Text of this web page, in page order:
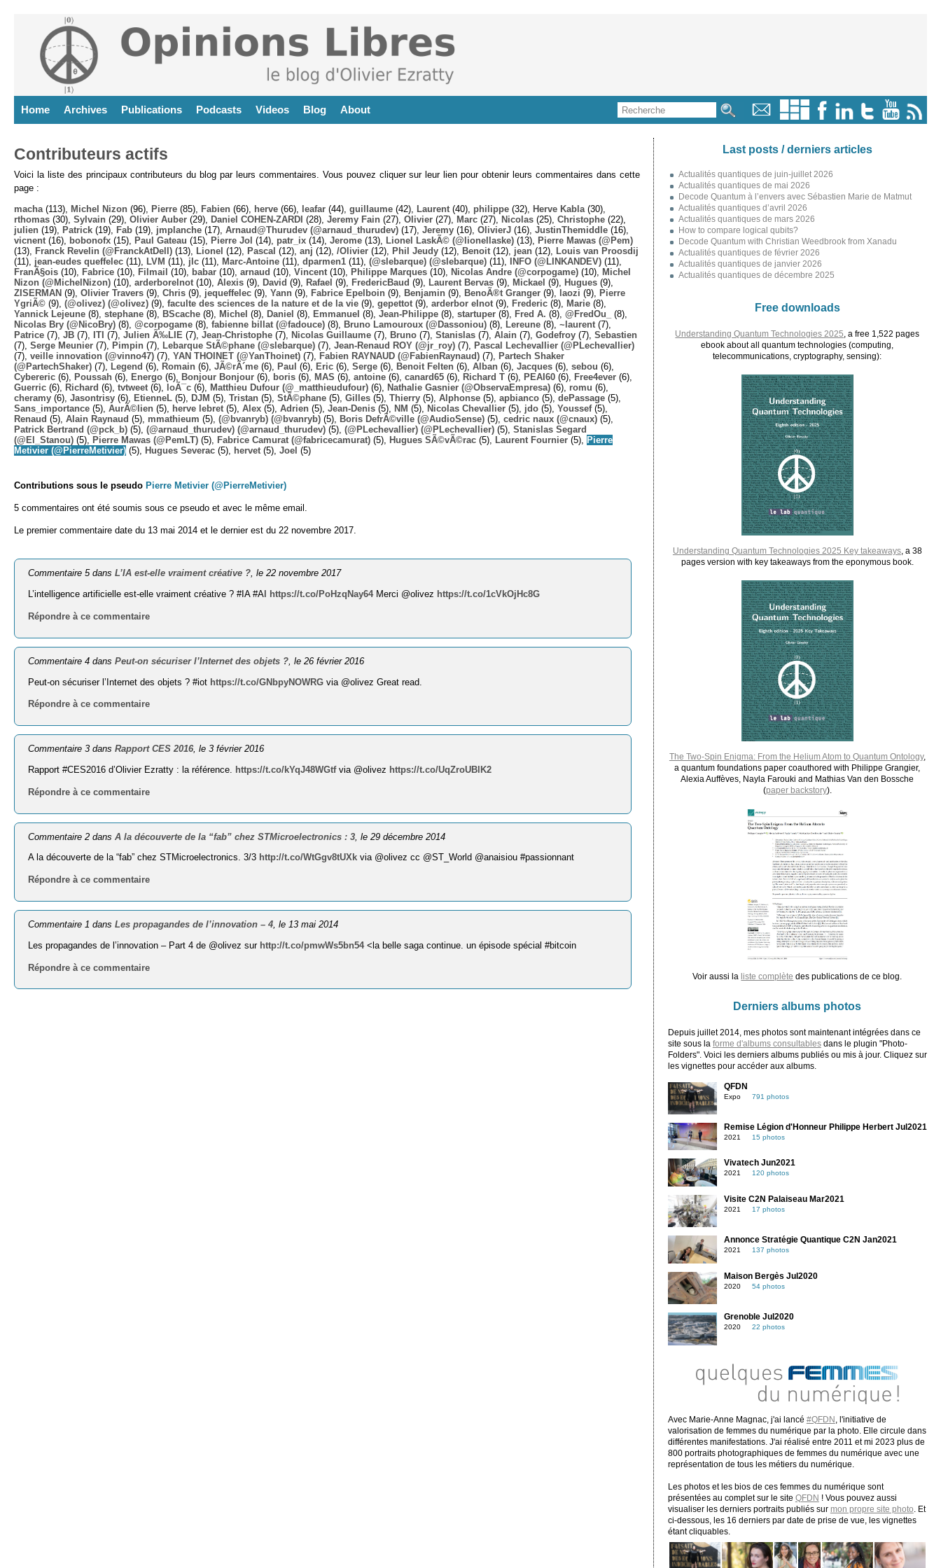
Home Archives Publications Podcasts Videos Blog About
Contributeurs actifs
Voici la liste des principaux contributeurs du blog par leurs commentaires. Vous pouvez cliquer sur leur lien pour obtenir leurs commentaires dans cette
page :
macha (113), Michel Nizon (96), Pierre (85), Fabien (66), herve (66), leafar (44), guillaume (42), Laurent (40), philippe (32), Herve Kabla (30),
rthomas (30), Sylvain (29), Olivier Auber (29), Daniel COHEN-ZARDI (28), Jeremy Fain (27), Olivier (27), Marc (27), Nicolas (25), Christophe (22),
julien (19), Patrick (19), Fab (19), jmplanche (17), Arnaud@Thurudev (@arnaud_thurudev) (17), Jeremy (16), OlivierJ (16), JustinThemiddle (16),
vicnent (16), bobonofx (15), Paul Gateau (15), Pierre Jol (14), patr_ix (14), Jerome (13), Lionel LaskÃ© (@lionellaske) (13),
Pierre Mawas (@Pem)
(13),
Franck Revelin (@FranckAtDell) (13), Lionel (12), Pascal (12), anj (12), /Olivier (12), Phil Jeudy (12), Benoit (12), jean (12),
Louis van Proosdij
(11), jean-eudes queffelec (11), LVM (11), jlc (11), Marc-Antoine (11), dparmen1 (11), (@slebarque) (@slebarque) (11), INFO (@LINKANDEV) (11),
FranÃ§ois (10), Fabrice (10), Filmail (10), babar (10), arnaud (10), Vincent (10), Philippe Marques (10), Nicolas Andre (@corpogame) (10),
Michel
Nizon (@MichelNizon) (10), arderborelnot (10), Alexis (9), David (9), Rafael (9), FredericBaud (9), Laurent Bervas (9), Mickael (9), Hugues (9),
ZISERMAN (9), Olivier Travers (9), Chris (9), jequeffelec (9), Yann (9), Fabrice Epelboin (9), Benjamin (9), BenoÃ®t Granger (9), laozi (9),
Pierre
YgriÃ© (9), (@olivez) (@olivez) (9), faculte des sciences de la nature et de la vie (9), gepettot (9), arderbor elnot (9), Frederic (8), Marie (8),
Yannick Lejeune (8), stephane (8), BScache (8), Michel (8), Daniel (8), Emmanuel (8), Jean-Philippe (8), startuper (8), Fred A. (8), @FredOu_
(8),
Nicolas Bry (@NicoBry) (8), @corpogame (8), fabienne billat (@fadouce) (8), Bruno Lamouroux (@Dassoniou) (8), Lereune (8), ~laurent (7),
Patrice (7), JB (7), ITI (7), Julien Ã‰LIE (7), Jean-Christophe (7), Nicolas Guillaume (7), Bruno (7), Stanislas (7), Alain (7), Godefroy (7), Sebastien
(7), Serge Meunier (7), Pimpin (7), Lebarque StÃ©phane (@slebarque) (7), Jean-Renaud ROY (@jr_roy) (7),
Pascal Lechevallier (@PLechevallier)
(7), veille innovation (@vinno47) (7), YAN THOINET (@YanThoinet) (7), Fabien RAYNAUD (@FabienRaynaud) (7),
Partech Shaker
(@PartechShaker) (7), Legend (6), Romain (6), JÃ©rÃ´me (6), Paul (6), Eric (6), Serge (6), Benoit Felten (6), Alban (6), Jacques (6), sebou (6),
Cybereric (6), Poussah (6), Energo (6), Bonjour Bonjour (6), boris (6), MAS (6), antoine (6), canard65 (6), Richard T (6), PEAI60 (6), Free4ever (6),
Guerric (6), Richard (6), tvtweet (6), loÃ¯c (6), Matthieu Dufour (@_matthieudufour) (6), Nathalie Gasnier (@ObservaEmpresa) (6), romu (6),
cheramy (6), Jasontrisy (6), EtienneL (5), DJM (5), Tristan (5), StÃ©phane (5), Gilles (5), Thierry (5), Alphonse (5), apbianco (5), dePassage (5),
Sans_importance (5), AurÃ©lien (5), herve lebret (5), Alex (5), Adrien (5), Jean-Denis (5), NM (5), Nicolas Chevallier (5), jdo (5), Youssef(5),
Renaud (5), Alain Raynaud (5), mmathieum (5), (@bvanryb) (@bvanryb) (5), Boris DefrÃ©ville (@AudioSense) (5), cedric naux (@cnaux) (5),
Patrick Bertrand (@pck_b) (5), (@arnaud_thurudev) (@arnaud_thurudev) (5), (@PLechevallier) (@PLechevallier) (5), Stanislas Segard
(@El_Stanou) (5), Pierre Mawas (@PemLT) (5), Fabrice Camurat (@fabricecamurat) (5), Hugues SÃ©vÃ©rac (5), Laurent Fournier (5),
Pierre
Metivier (@PierreMetivier) (5), Hugues Severac (5), hervet (5), Joel (5)
Contributions sous le pseudo Pierre Metivier (@PierreMetivier)
5 commentaires ont été soumis sous ce pseudo et avec le même email.
Le premier commentaire date du 13 mai 2014 et le dernier est du 22 novembre 2017.
Commentaire 5 dansL’IA est-elle vraiment créative ?, le 22 novembre 2017
L’intelligence artificielle est-elle vraiment créative ? #IA #AI
https://t.co/PoHzqNay64Merci @olivez https://t.co/1cVkOjHc8G
Répondre à ce commentaire
Commentaire 4 dansPeut-on sécuriser l’Internet des objets ? , le 26 février 2016
Peut-on sécuriser l’Internet des objets ? #iot https://t.co/GNbpyNOWRG via @olivez Great read.
Répondre à ce commentaire
Commentaire 3 dansRapport CES 2016, le 3 février 2016
Rapport #CES2016 d’Olivier Ezratty : la référence.
https://t.co/kYqJ48WGtfvia @olivez https://t.co/UqZroUBlK2
Répondre à ce commentaire
Commentaire 2 dansA la découverte de la “fab” chez STMicroelectronics : 3 , le 29 décembre 2014
A la découverte de la “fab” chez STMicroelectronics. 3/3 http://t.co/WtGgv8tUXk via @olivez cc @ST_World @anaisiou #passionnant
Répondre à ce commentaire
Commentaire 1 dansLes propagandes de l’innovation – 4 , le 13 mai 2014
Les propagandes de l’innovation – Part 4 de @olivez sur http://t.co/pmwWs5bn54<la belle saga continue. un épisode spécial #bitcoin
Répondre à ce commentaire
Last posts / derniers articles
Actualités quantiques de juin-juillet 2026
Actualités quantiques de mai 2026
Decode Quantum à l’envers avec Sébastien Marie de Matmut
Actualités quantiques d’avril 2026
Actualités quantiques de mars 2026
How to compare logical qubits?
Decode Quantum with Christian Weedbrook from Xanadu
Actualités quantiques de février 2026
Actualités quantiques de janvier 2026
Actualités quantiques de décembre 2025
Free downloads
Understanding Quantum Technologies 2025 , a free 1,522 pages
ebook about all quantum technologies (computing,
telecommunications, cryptography, sensing):
Understanding Quantum Technologies 2025 Key takeaways, a 38
pages version with key takeaways from the eponymous book.
The Two-Spin Enigma: From the Helium Atom to Quantum Ontology,
a quantum foundations paper coauthored with Philippe Grangier,
Alexia Auffèves, Nayla Farouki and Mathias Van den Bossche
(paper backstory).
Voir aussi la liste complète des publications de ce blog.
Derniers albums photos
Depuis juillet 2014, mes photos sont maintenant intégrées dans ce
site sous la forme d'albums consultablesdans le plugin "Photo-
Folders". Voici les derniers albums publiés ou mis à jour. Cliquez sur
les vignettes pour accéder aux albums.
QFDN
Expo 791 photos
Remise Légion d'Honneur Philippe Herbert Jul2021
2021 15 photos
Vivatech Jun2021
2021 120 photos
Visite C2N Palaiseau Mar2021
2021 17 photos
Annonce Stratégie Quantique C2N Jan2021
2021 137 photos
Maison Bergès Jul2020
2020 54 photos
Grenoble Jul2020
2020 22 photos
Avec Marie-Anne Magnac, j'ai lancé #QFDN
, l'initiative de
valorisation de femmes du numérique par la photo. Elle circule dans
différentes manifestations. J'ai réalisé entre 2011 et mi 2023 plus de
800 portraits photographiques de femmes du numérique avec une
représentation de tous les métiers du numérique.
Les photos et les bios de ces femmes du numérique sont
présentées au complet sur le site QFDN ! Vous pouvez aussi
visualiser les derniers portraits publiés sur mon propre site photo . Et
ci-dessous, les 16 derniers par date de prise de vue, les vignettes
étant cliquables.